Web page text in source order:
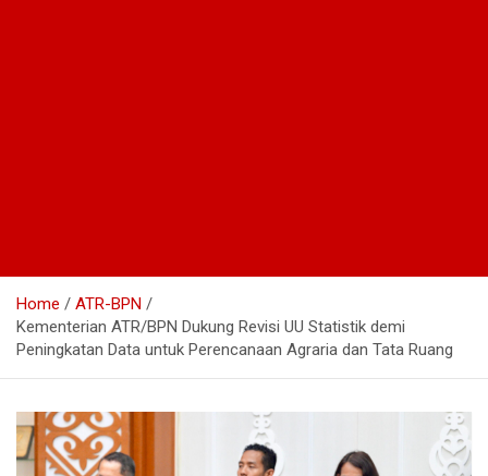
Home
ATR-BPN
Kementerian ATR/BPN Dukung Revisi UU Statistik demi
Peningkatan Data untuk Perencanaan Agraria dan Tata Ruang